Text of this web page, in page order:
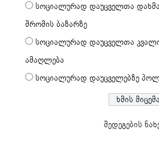
სოციალურად დაუცველთა
შრომის ბაზარზე
სოციალურად დაუცველთა
ამაღლება
სოციალურად დაუცველებზე
შედეგების